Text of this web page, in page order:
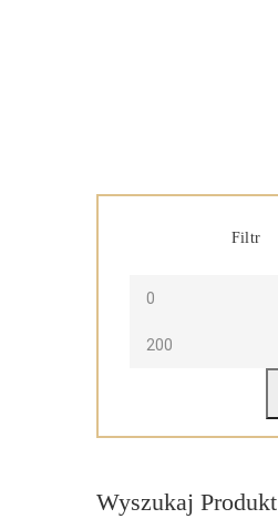
Filtr
Wyszukaj Produkt